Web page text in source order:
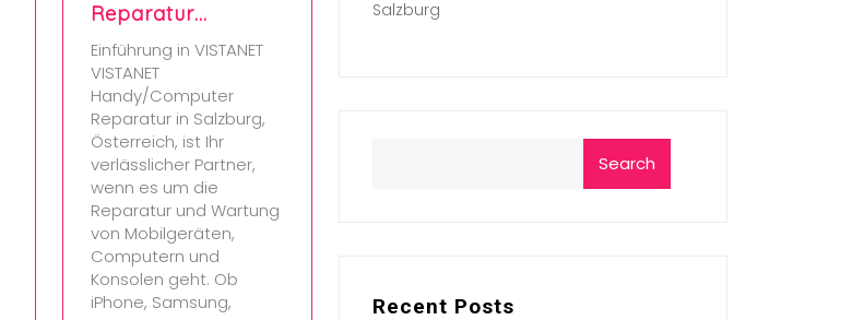
Reparatur…
Einführung in VISTANET
VISTANET
Handy/Computer
Reparatur in Salzburg,
Österreich, ist Ihr
verlässlicher Partner,
wenn es um die
Reparatur und Wartung
von Mobilgeräten,
Computern und
Konsolen geht. Ob
iPhone, Samsung,
Search
Recent Posts